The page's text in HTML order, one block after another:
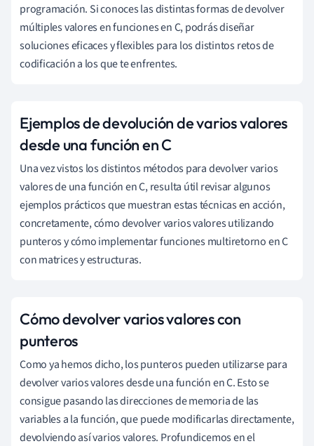
programación. Si conoces las distintas formas de devolver
múltiples valores en funciones en C, podrás diseñar
soluciones eficaces y flexibles para los distintos retos de
codificación a los que te enfrentes.
Ejemplos de devolución de varios valores
desde una función en C
Una vez vistos los distintos métodos para devolver varios
valores de una función en C, resulta útil revisar algunos
ejemplos prácticos que muestran estas técnicas en acción,
concretamente, cómo devolver varios valores utilizando
punteros y cómo implementar funciones multiretorno en C
con matrices y estructuras.
Cómo devolver varios valores con
punteros
Como ya hemos dicho, los punteros pueden utilizarse para
devolver varios valores desde una función en C. Esto se
consigue pasando las direcciones de memoria de las
variables a la función, que puede modificarlas directamente,
devolviendo así varios valores. Profundicemos en el